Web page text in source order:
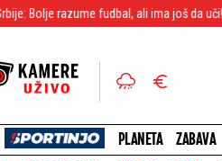
fudbal, ali ima još da uči!
PLANETA ZABAVA